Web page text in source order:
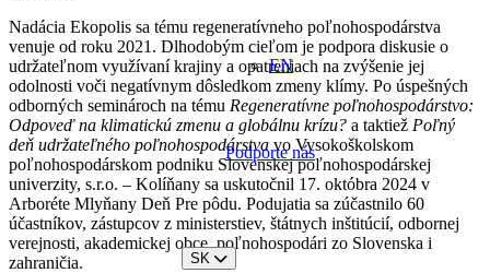
EN
Podporte nás
SK
Nadácia Ekopolis sa tému regeneratívneho poľnohospodárstva
venuje od roku 2021. Dlhodobým cieľom je podpora diskusie o
udržateľnom využívaní krajiny a opatreniach na zvýšenie jej
odolnosti voči negatívnym dôsledkom zmeny klímy. Po úspešných
odborných seminároch na tému Regeneratívne poľnohospodárstvo:
Odpoveď na klimatickú zmenu a globálnu krízu? a taktiež Poľný
deň udržateľného poľnohospodárstva vo Vysokoškolskom
poľnohospodárskom podniku Slovenskej poľnohospodárskej
univerzity, s.r.o. – Kolíňany sa uskutočnil 17. októbra 2024 v
Arboréte Mlyňany Deň Pre pôdu. Podujatia sa zúčastnilo 60
účastníkov, zástupcov z ministerstiev, štátnych inštitúcií, odbornej
verejnosti, akademickej obce, poľnohospodári zo Slovenska i
zahraničia.